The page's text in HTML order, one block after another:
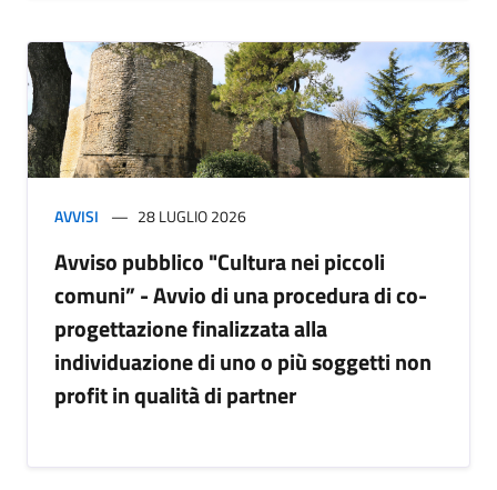
AVVISI 28 LUGLIO 2026
Avviso pubblico "Cultura nei piccoli
comuni” - Avvio di una procedura di co-
progettazione finalizzata alla
individuazione di uno o più soggetti non
profit in qualità di partner